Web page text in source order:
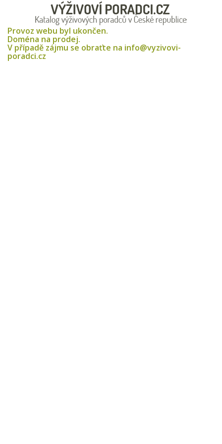
Provoz webu byl ukončen.
Doména na prodej.
V případě zájmu se obraťte na info@vyzivovi-
poradci.cz